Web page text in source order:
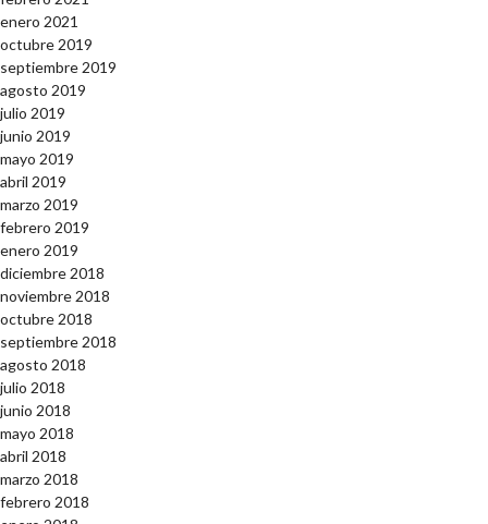
enero 2021
octubre 2019
septiembre 2019
agosto 2019
julio 2019
junio 2019
mayo 2019
abril 2019
marzo 2019
febrero 2019
enero 2019
diciembre 2018
noviembre 2018
octubre 2018
septiembre 2018
agosto 2018
julio 2018
junio 2018
mayo 2018
abril 2018
marzo 2018
febrero 2018